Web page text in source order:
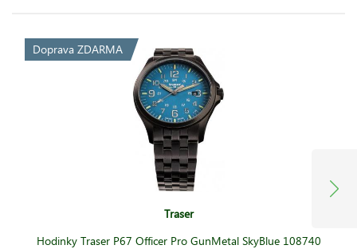
Doprava ZDARMA
Traser
Hodinky Traser P67 Officer Pro GunMetal SkyBlue 108740